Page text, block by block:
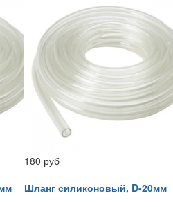
180 руб
Шланг силиконовый, D-20мм